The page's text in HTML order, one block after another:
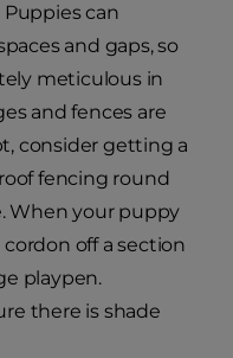
can
and gaps, so
meticulous in
and fences are
consider getting a
fencing round
When your puppy
off a section
playpen.
there is shade